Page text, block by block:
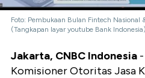
Foto: Pembukaan Bulan Fintech
(Tangkapan layar youtube Bank Indonesia)
Jakarta, CNBC Indonesia
Komisioner Otoritas Jasa